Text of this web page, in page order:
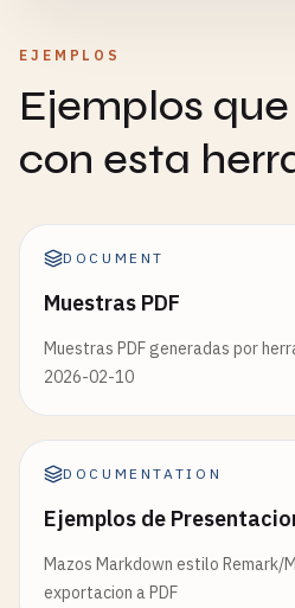
EJEMPLOS
Ejemplos
con esta
DOCUMENT
Muestras PDF
Muestras PDF generadas por
2026-02-10
DOCUMENTATION
Ejemplos de
Mazos Markdown estilo Remark/
exportacion a PDF